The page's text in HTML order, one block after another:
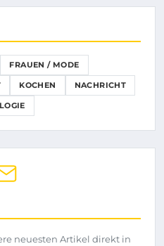
FRAUEN / MODE
KOCHEN NACHRICHT
neuesten Artikel direkt in